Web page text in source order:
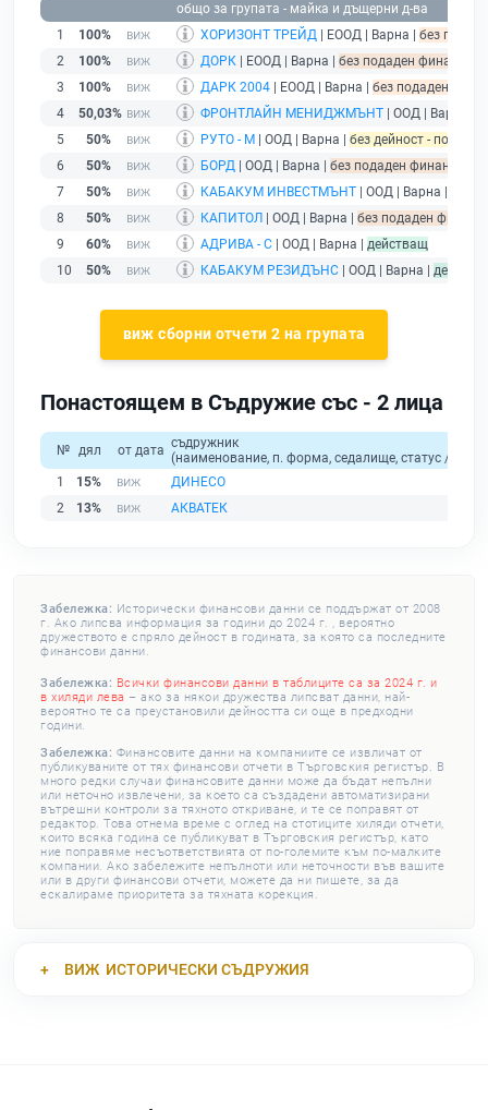
общо за групата - майка и дъщерни д-ва
1
100% ХОРИЗОНТ ТРЕЙД | ЕООД | Варна | без
2
100% ДОРК | ЕООД | Варна | без подаден финансов
3
100% ДАРК 2004 | ЕООД | Варна | без подаден
4
50,03% ФРОНТЛАЙН МЕНИДЖМЪНТ | ООД | Варна |
5
50% РУТО - М | ООД | Варна | без дейност -
6
50% БОРД | ООД | Варна | без подаден финансов
7
50% КАБАКУМ ИНВЕСТМЪНТ | ООД | Варна |
8
50% КАПИТОЛ | ООД | Варна | без подаден
9
60% АДРИВА - С | ООД | Варна | действащ
10
50% КАБАКУМ РЕЗИДЪНС | ООД | Варна |
виж сборни отчети 2 на групата
Понастоящем в Съдружие със - 2 лица
№ дял от дата съдружник
(наименование, п. форма, седалище, статус /
1
15%
ДИНЕСО
2
13% АКВАТЕК
Забележка: Исторически финансови данни се поддържат от 2008
г. Ако липсва информация за години до 2024 г. , вероятно
дружеството е спряло дейност в годината, за която са последните
финансови данни.
Забележка: Всички финансови данни в таблиците са за 2024 г. и
в хиляди лева – ако за някои дружества липсват данни, най-
вероятно те са преустановили дейността си още в предходни
години.
Забележка: Финансовите данни на компаниите се извличат от
публикуваните от тях финансови отчети в Търговския регистър. В
много редки случаи финансовите данни може да бъдат непълни
или неточно извлечени, за което са създадени автоматизирани
вътрешни контроли за тяхното откриване, и те се поправят от
редактор. Това отнема време с оглед на стотиците хиляди отчети,
които всяка година се публикуват в Търговския регистър, като
ние поправяме несъответствията от по-големите към по-малките
компании. Ако забележите непълноти или неточности във вашите
или в други финансови отчети, можете да ни пишете, за да
ескалираме приоритета за тяхната корекция.
ВИЖ ИСТОРИЧЕСКИ СЪДРУЖИЯ